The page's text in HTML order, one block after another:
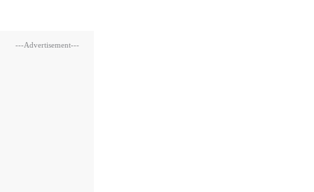
---Advertisement---